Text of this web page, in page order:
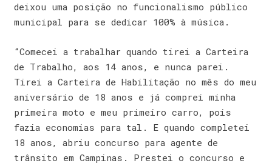
deixou uma posição no funcionalismo público
municipal para se dedicar 100% à música.
“Comecei a trabalhar quando tirei a Carteira
de Trabalho, aos 14 anos, e nunca parei.
Tirei a Carteira de Habilitação no mês do meu
aniversário de 18 anos e já comprei minha
primeira moto e meu primeiro carro, pois
fazia economias para tal. E quando completei
18 anos, abriu concurso para agente de
trânsito em Campinas. Prestei o concurso e